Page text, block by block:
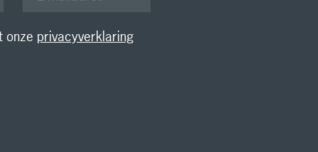
onze privacyverklaring